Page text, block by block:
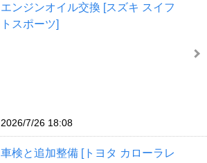
エンジンオイル交換 [スズキ スイフ
トスポーツ]
2026/7/26 18:08
車検と追加整備 [トヨタ カローラレ